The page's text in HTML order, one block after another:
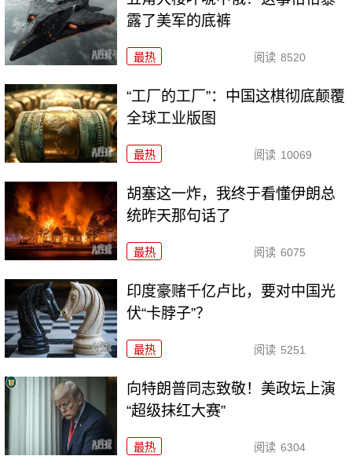
露了美军的底裤
最热 阅读 8520
“工厂的工厂”：中国这棋彻底颠覆
全球工业版图
最热 阅读 10069
胡塞这一炸，我终于看懂伊朗总
统昨天那句话了
最热 阅读 6075
印度豪赌千亿卢比，要对中国光
伏“卡脖子”？
最热 阅读 5251
向特朗普同志致敬！美政坛上演
“超级抹红大赛”
最热 阅读 6304